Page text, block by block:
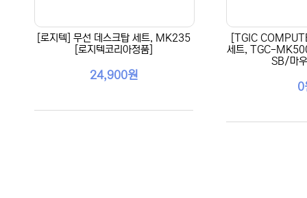
[로지텍] 무선 데스크탑 세트, MK235
[로지텍코리아정품]
24,900원
[TGIC
세트, TGC-
SB/마
0